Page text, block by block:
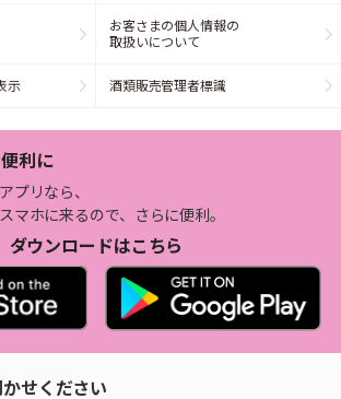
お客さまの個人情報の
取扱いについて
示 酒類販売管理者標識
利に
プリなら、
マホに来るので、さらに便利。
ダウンロードはこちら
せください